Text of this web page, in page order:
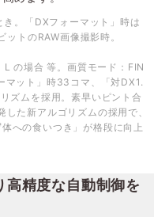
。「DXフォーマット」時は
トのRAW画像撮影時。
の場合 等。画質モード：FIN
マット」時33コマ、「対DX1.
ズムを採用。素早いピント合
た新アルゴリズムの採用で、
への食いつき」が格段に向上
精度な自動制御を